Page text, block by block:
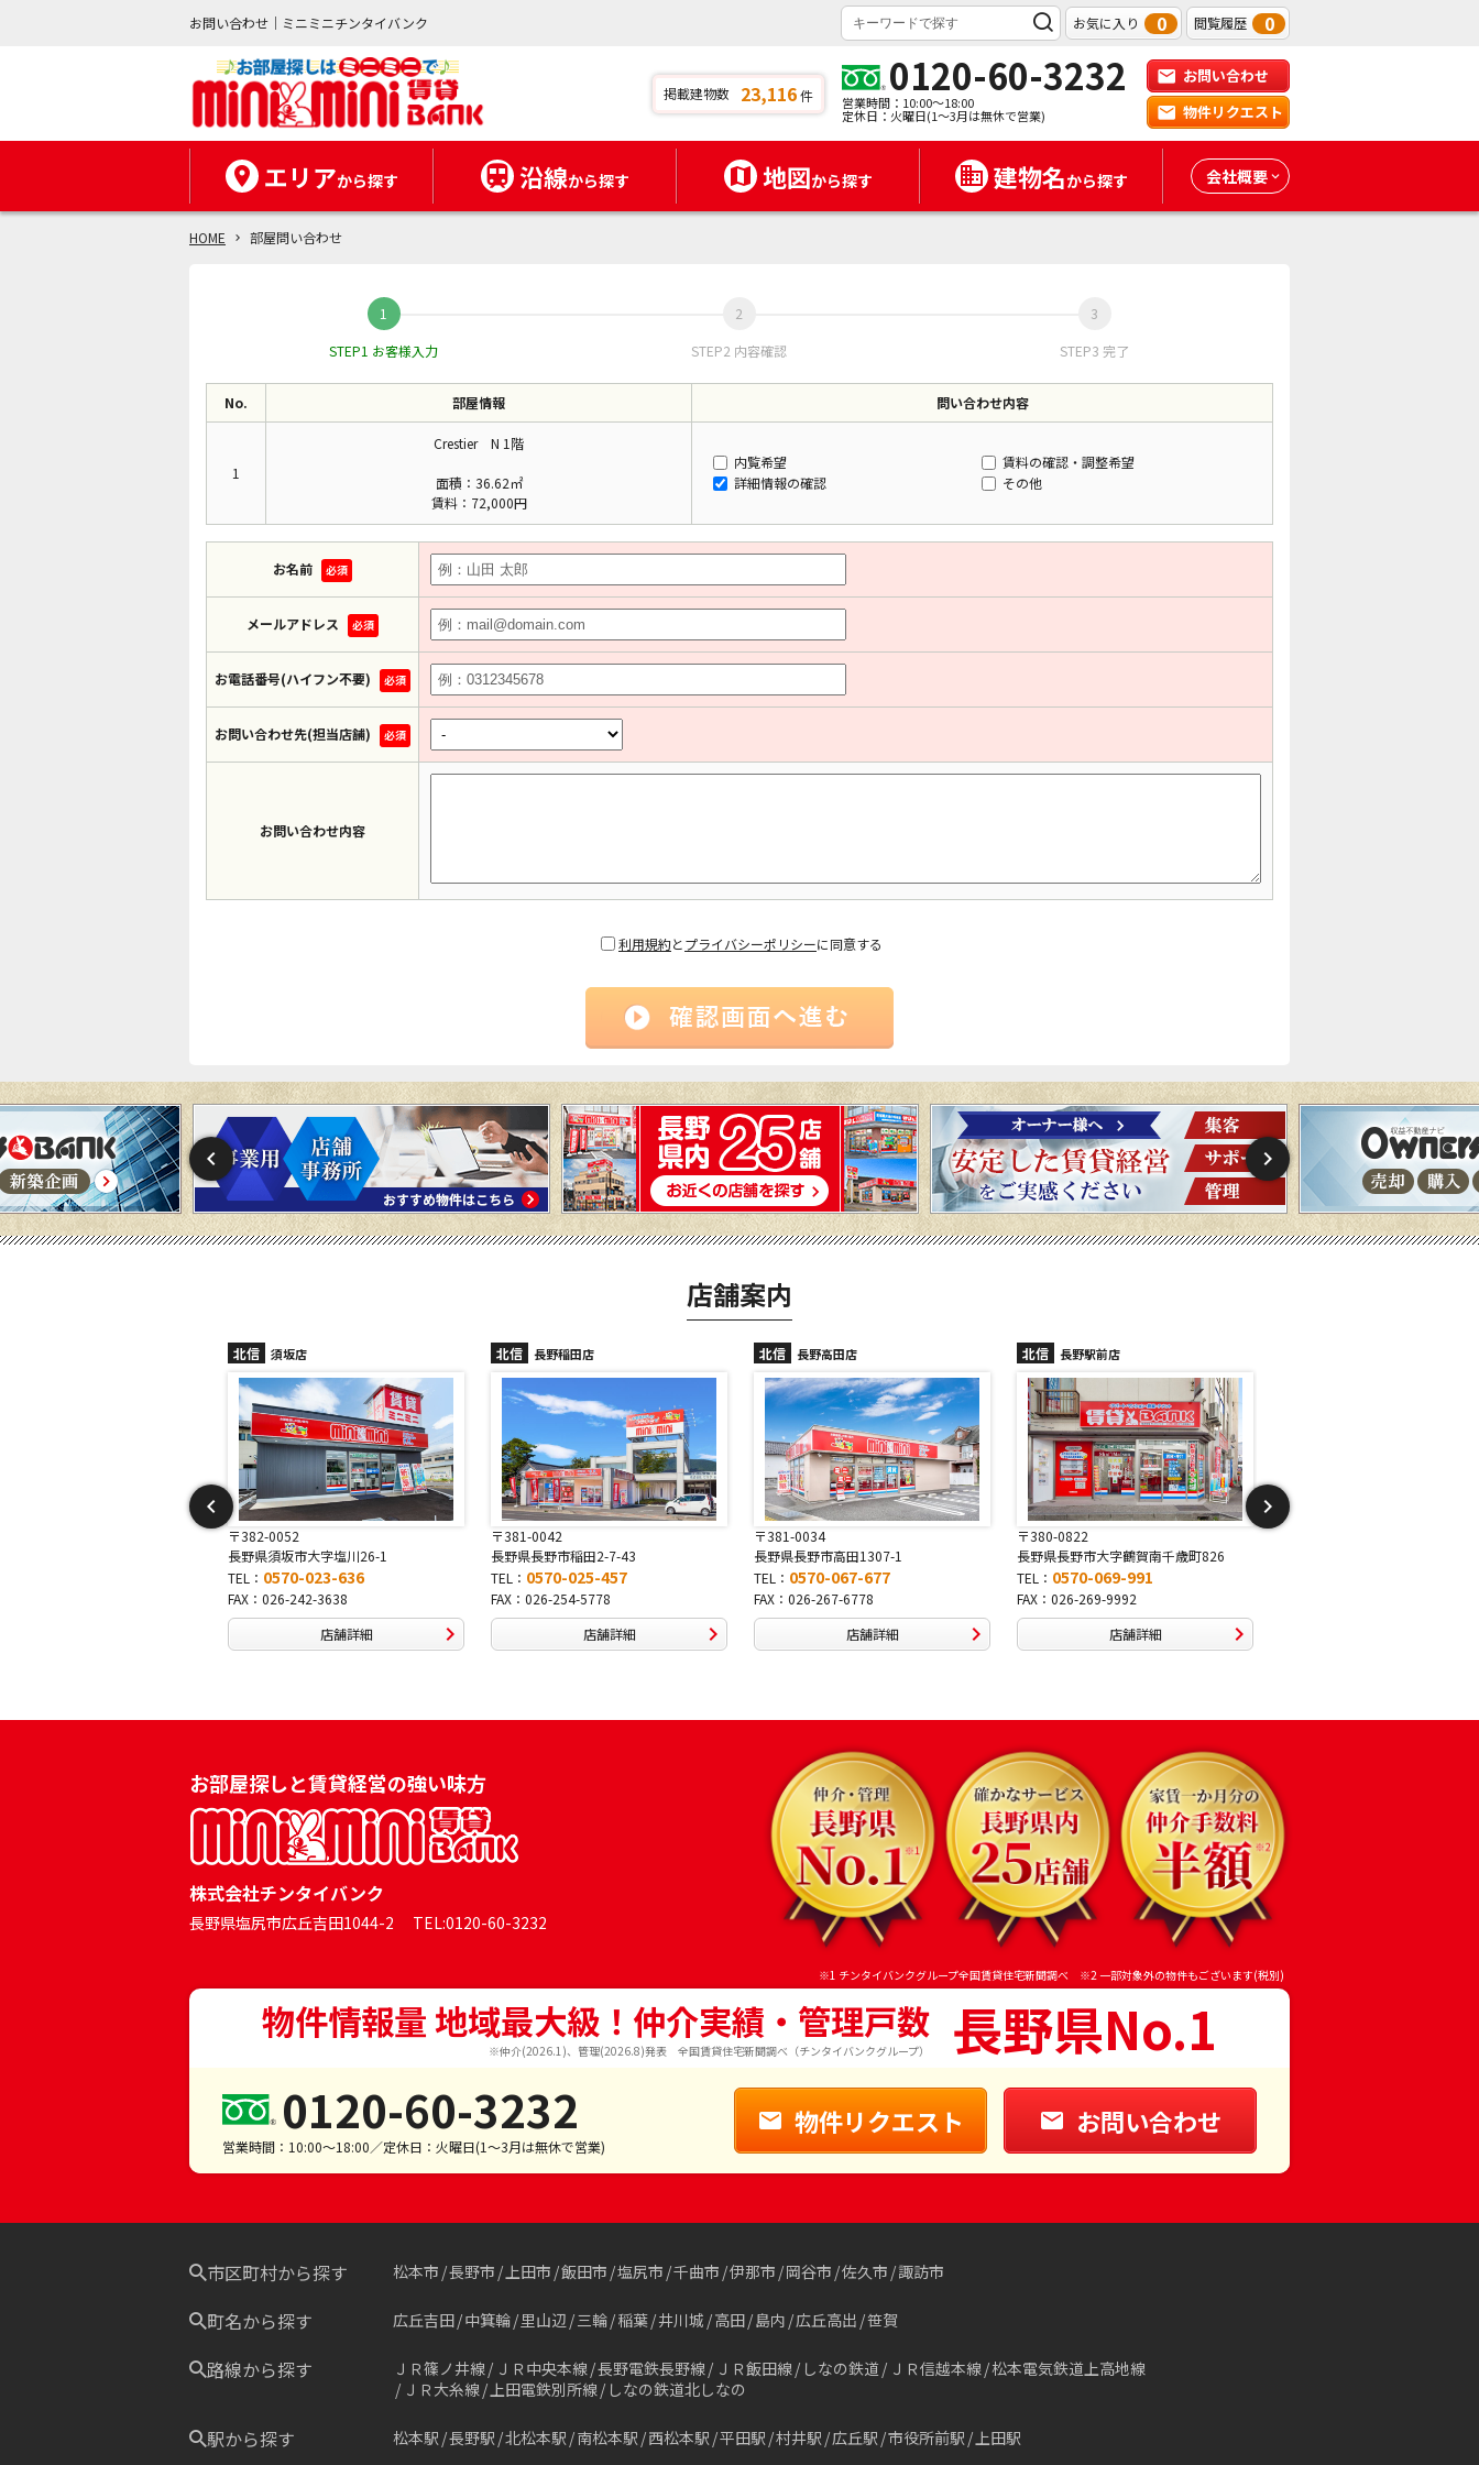
お問い合わせ｜ミニミニチンタイバンク お気に入り 0 閲覧履歴 0
掲載建物数 23,116件 0120-60-3232
営業時間：10:00～18:00
定休日：火曜日(1～3月は無休で営業)
お問い合わせ
物件リクエスト
エリアから探す 沿線から探す 地図から探す 建物名から探す 会社概要
HOME 部屋問い合わせ
STEP1 お客様入力 STEP2 内容確認 STEP3 完了
No. 部屋情報 問い合わせ内容
1
Crestier N 1階
面積：36.62㎡
賃料：72,000円
内覧希望
賃料の確認・調整希望
詳細情報の確認
その他
お名前 必須
メールアドレス 必須
お電話番号(ハイフン不要) 必須
お問い合わせ先(担当店舗) 必須
お問い合わせ内容
利用規約とプライバシーポリシーに同意する
店舗案内
北信 長野稲田店
〒381-0042
長野県長野市稲田2-7-43
TEL：0570-025-457
FAX：026-254-5778
店舗詳細
北信 長野高田店
〒381-0034
長野県長野市高田1307-1
TEL：0570-067-677
FAX：026-267-6778
店舗詳細
北信 長野駅前店
〒380-0822
長野県長野市大字鶴賀南千歳町826
TEL：0570-069-991
FAX：026-269-9992
店舗詳細
北信 長野稲里店
〒381-2243
長野県長野市稲里1-5-25
TEL：0570-067-878
FAX：026-286-7888
店舗詳細
お部屋探しと賃貸経営の強い味方
株式会社チンタイバンク
長野県塩尻市広丘吉田1044-2 TEL:0120-60-3232
※1 チンタイバンクグループ全国賃貸住宅新聞調べ ※2 一部対象外の物件もございます(税別)
物件情報量 地域最大級！仲介実績・管理戸数
※仲介(2026.1)、管理(2026.8)発表 全国賃貸住宅新聞調べ（チンタイバンクグループ） 長野県No.1
0120-60-3232
営業時間：10:00～18:00／定休日：火曜日(1～3月は無休で営業)
物件リクエスト お問い合わせ
市区町村から探す 松本市 長野市 上田市 飯田市 塩尻市 千曲市 伊那市 岡谷市 佐久市 諏訪市
町名から探す 広丘吉田 中箕輪 里山辺 三輪 稲葉 井川城 高田 島内 広丘高出 笹賀
路線から探す ＪＲ篠ノ井線 ＪＲ中央本線 長野電鉄長野線 ＪＲ飯田線 しなの鉄道 ＪＲ信越本線 松本電気鉄道上高地線
ＪＲ大糸線 上田電鉄別所線 しなの鉄道北しなの
駅から探す 松本駅 長野駅 北松本駅 南松本駅 西松本駅 平田駅 村井駅 広丘駅 市役所前駅 上田駅